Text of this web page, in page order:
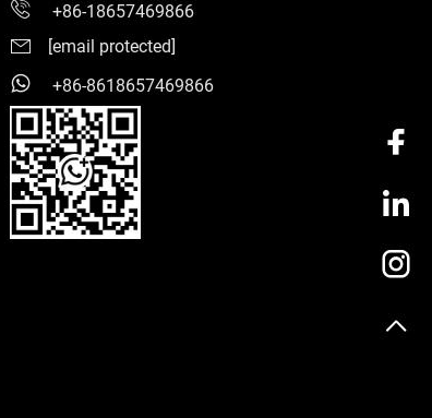
+86-18657469866
[email protected]
+86-8618657469866